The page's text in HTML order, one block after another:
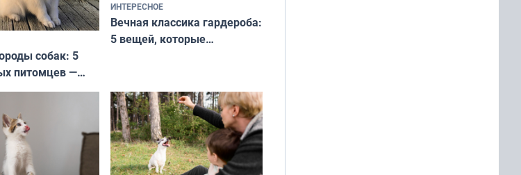
собак: 5
питомцев —
сокровища
ИНТЕРЕСНОЕ
Вечная классика гардероба:
5 вещей, которые
и актуально в любой сезон